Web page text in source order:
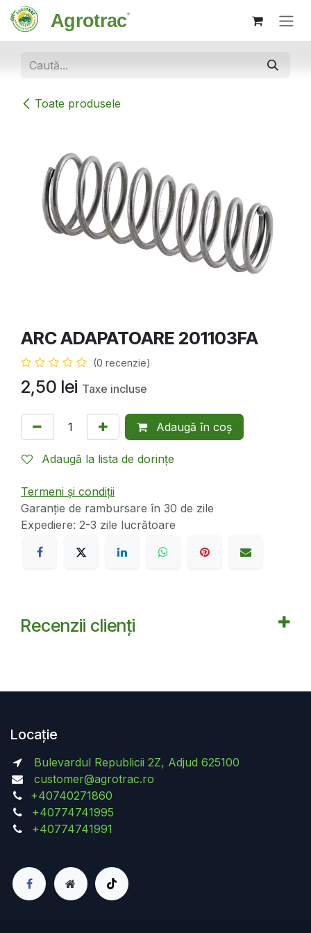
Sari la conținut
Toate produsele
ARC ADAPATOARE 201103FA
(0 recenzie)
2,50 lei Taxe incluse
Adaugă în coș
Adaugă la lista de dorințe
Termeni și condiții
Garanție de rambursare în 30 de zile
Expediere: 2-3 zile lucrătoare
Recenzii clienți
Locație
Bulevardul Republicii 2Z, Adjud 625100
customer@agrotrac.ro
+40740271860
+40774741995
+40774741991